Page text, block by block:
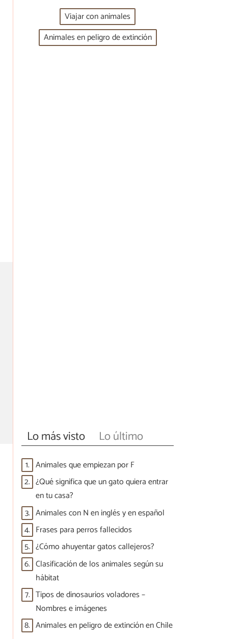
Viajar con animales
Animales en peligro de extinción
Lo más visto Lo último
1. Animales que empiezan por F
2. ¿Qué significa que un gato quiera entrar
en tu casa?
3. Animales con N en inglés y en español
4. Frases para perros fallecidos
5. ¿Cómo ahuyentar gatos callejeros?
6. Clasificación de los animales según su
hábitat
7. Tipos de dinosaurios voladores –
Nombres e imágenes
8. Animales en peligro de extinción en Chile